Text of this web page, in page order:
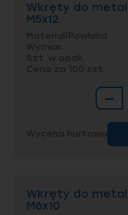
Wkręty do
M5x12
−
Wkręty do
M6x10